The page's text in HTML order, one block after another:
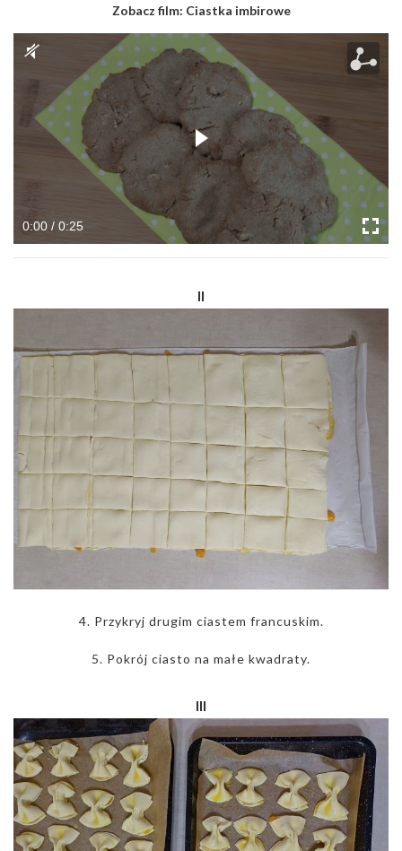
Zobacz film: Ciastka imbirowe
0:00 / 0:25
II
4. Przykryj drugim ciastem francuskim.
5. Pokrój ciasto na małe kwadraty.
III